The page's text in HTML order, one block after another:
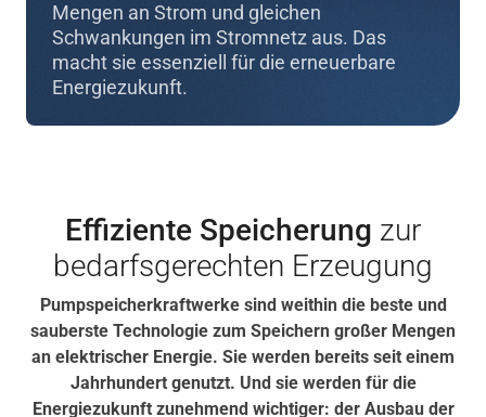
Mengen an Strom und gleichen
Schwankungen im Stromnetz aus. Das
macht sie essenziell für die erneuerbare
Energiezukunft.
Effiziente Speicherung zur
bedarfsgerechten Erzeugung
Pumpspeicherkraftwerke sind weithin die beste und
sauberste Technologie zum Speichern großer Mengen
an elektrischer Energie. Sie werden bereits seit einem
Jahrhundert genutzt. Und sie werden für die
Energiezukunft zunehmend wichtiger: der Ausbau der